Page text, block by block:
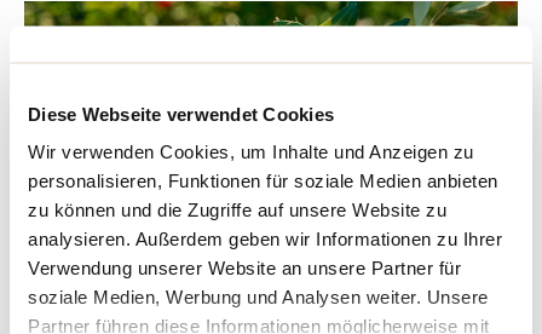
Diese Webseite verwendet Cookies
Wir verwenden Cookies, um Inhalte und Anzeigen zu
personalisieren, Funktionen für soziale Medien anbieten
zu können und die Zugriffe auf unsere Website zu
analysieren. Außerdem geben wir Informationen zu Ihrer
Verwendung unserer Website an unsere Partner für
soziale Medien, Werbung und Analysen weiter. Unsere
Partner führen diese Informationen möglicherweise mit
1 |5